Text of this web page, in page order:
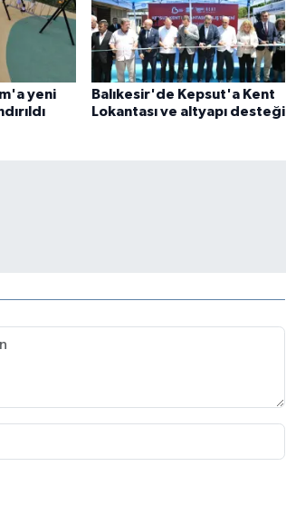
yeni
Balıkesir'de Kepsut'a Kent
Lokantası ve altyapı desteği